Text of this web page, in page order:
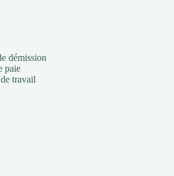
démission
paie
travail